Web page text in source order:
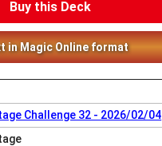
Buy this Deck
in Magic Online format
Challenge 32 - 2026/02/04